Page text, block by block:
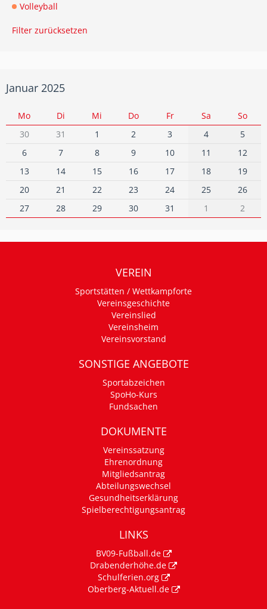
Volleyball
Filter zurücksetzen
Januar 2025
Mo Di Mi Do Fr Sa
So
30
31 1 2 3 4
5
6
7 8 9 10 11
12
13
14 15 16 17 18
19
20
21 22 23 24 25
26
27
28 29 30 31 1 2
VEREIN
Sportstätten / Wettkampforte
Vereinsgeschichte
Vereinslied
Vereinsheim
Vereinsvorstand
SONSTIGE ANGEBOTE
Sportabzeichen
SpoHo-Kurs
Fundsachen
DOKUMENTE
Vereinssatzung
Ehrenordnung
Mitgliedsantrag
Abteilungswechsel
Gesundheitserklärung
Spielberechtigungsantrag
LINKS
BV09-Fußball.de
Drabenderhöhe.de
Schulferien.org
Oberberg-Aktuell.de